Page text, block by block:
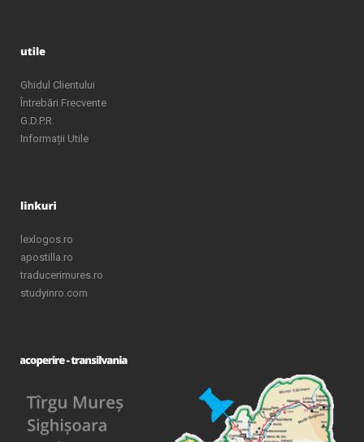
Ghidul Clientului
Întrebări Frecvente
G.D.P.R.
Informații Utile
lexlogos.ro
apostilla.ro
traducerimures.ro
studyinro.com